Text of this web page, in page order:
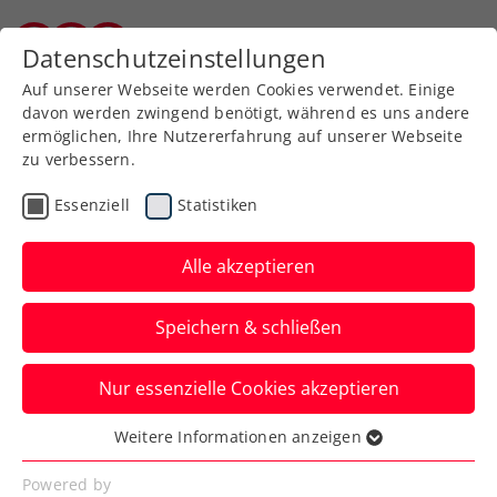
Zurück zur Newsübersicht
Verbands-Info
Förderprogramm
„Energieeffiziente
Sportstätten“ – Antrag
bis 31.12.2025
Von der Neuerungen bei Klima- und
Energieförderungen ist auch
„Energieeffiziente Sportstätten“ betroffen.
Datenschutzeinstellungen
Auf unserer Webseite werden Cookies verwendet. Einige
davon werden zwingend benötigt, während es uns andere
ermöglichen, Ihre Nutzererfahrung auf unserer Webseite
zu verbessern.
Essenziell Statistiken
Alle akzeptieren
Speichern & schließen
Nur essenzielle Cookies akzeptieren
Essenziell
Essenzielle Cookies werden für grundlegende
Weitere Informationen anzeigen
Powered by